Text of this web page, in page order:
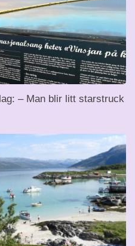
– Man blir litt starstruck